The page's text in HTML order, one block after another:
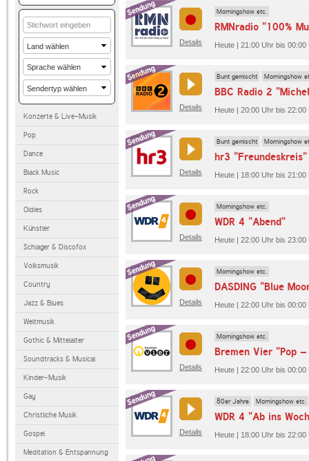
Konzerte & Live-Musik
Pop
Dance
Black Music
Rock
Oldies
Künstler
Schlager & Discofox
Volksmusik
Country
Jazz & Blues
Weltmusik
Gothic & Mittelalter
Soundtracks & Musical
Kinder-Musik
Gay
Christliche Musik
Gospel
Meditation & Entspannung
Details
Morningshow etc.
RMNradio "100%
Heute | 21:00 Uhr bis
Details
Bunt gemischt Morningshow
BBC Radio 2
Heute | 20:00 Uhr bis 22:00
Details
Bunt gemischt Morningshow
hr3 "Freundeskreis"
Heute | 18:00 Uhr bis 21:00
Details
Morningshow etc.
WDR 4 "Abend"
Heute | 22:00 Uhr bis 23:00
Details
Morningshow etc.
DASDING "Blue
Heute | 22:00 Uhr bis
Details
Morningshow etc.
Bremen Vier "Pop
Heute | 22:00 Uhr bis
Details
80er Jahre Morningshow etc.
WDR 4 "Ab ins
Heute | 18:00 Uhr bis 22:00